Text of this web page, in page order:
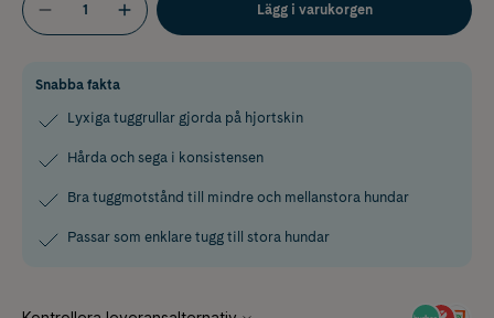
Lägg i varukorgen
Snabba fakta
Lyxiga tuggrullar gjorda på hjortskin
Hårda och sega i konsistensen
Bra tuggmotstånd till mindre och mellanstora hundar
Passar som enklare tugg till stora hundar